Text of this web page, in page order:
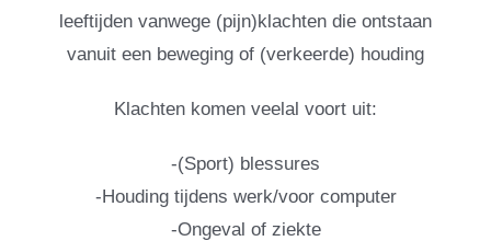
leeftijden vanwege (pijn)klachten die ontstaan
vanuit een beweging of (verkeerde) houding
Klachten komen veelal voort uit:
-(Sport) blessures
-Houding tijdens werk/voor computer
-Ongeval of ziekte